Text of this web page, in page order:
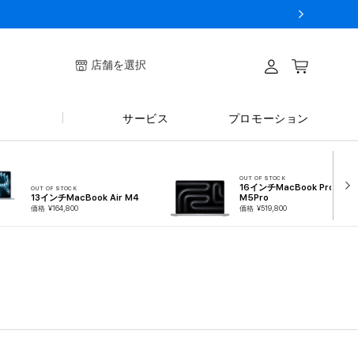
店舗を選択 カート
サービス プロモーション
OUT OF STOCK
13インチMacBook Air M4
価格 ¥164,800
OUT OF STOCK
16インチMacBook Pro
M5Pro
価格 ¥519,800